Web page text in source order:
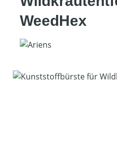
WeedHex
Bildergalerie überspringen